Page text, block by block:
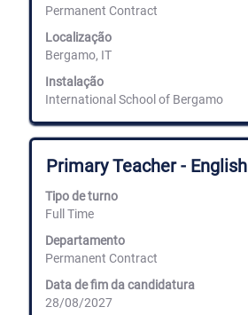
Permanent Contract
Localização
Bergamo, IT
Instalação
International School of Bergamo
os
conteúdos
completos
da
informação
de
Título
Primary Teacher - English
Tipo de turno
Full Time
Departamento
Permanent Contract
Data de fim da candidatura
28/08/2027
Selecione
com
a
barra
espaços
para
os
conteúdos